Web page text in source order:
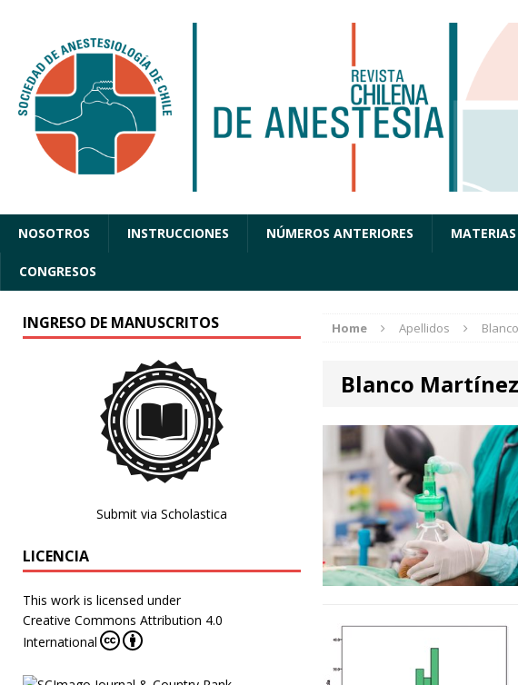
NOSOTROS INSTRUCCIONES NÚMEROS ANTERIORES MATERIAS
CONGRESOS
Home Apellidos
Blanco Martínez
INGRESO DE MANUSCRITOS
Submit via Scholastica
LICENCIA
This work is licensed under
Creative Commons Attribution 4.0
International